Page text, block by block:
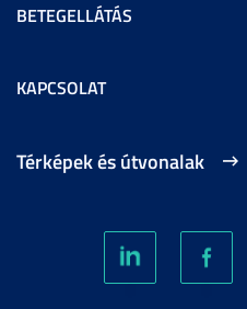
BETEGELLÁTÁS
KAPCSOLAT
Térképek és útvonalak